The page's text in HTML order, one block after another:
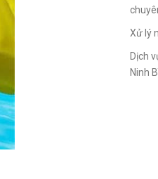
Xử lý
Dịch
Ninh